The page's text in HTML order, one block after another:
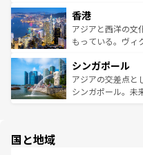
とつ。フォーやバ
ひ現地で味わいた
が旅行者を迎えて
参照してほしい。
の活気が交差して
帯で自然と触れ合
いビーチでリゾー
激する。気候は一
が待っている。親
た文化、そして多
香港
アジアと西洋の文
もっている。ヴィ
み、どこを訪れて
ており、効率よく
うな絶景から文化
シンガポール
アジアの交差点と
シンガポール。未
国と地域